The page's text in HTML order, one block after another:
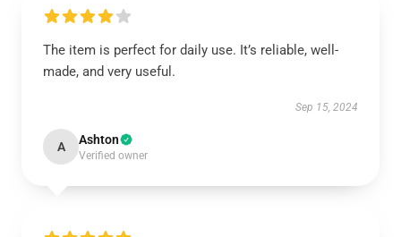
The item is perfect for daily use. It’s reliable, well-
made, and very useful.
Sep 15, 2024
A Ashton
Verified owner